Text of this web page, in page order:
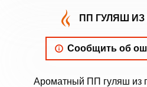
ПП ГУЛЯШ
Сообщить об
Ароматный ПП гуляш из